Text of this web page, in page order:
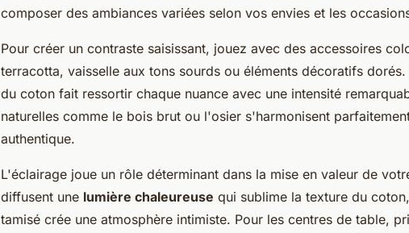
composer des ambiances variées selon vos envies et les
Pour créer un contraste saisissant, jouez avec des accessoires
terracotta, vaisselle aux tons sourds ou éléments décoratifs
du coton fait ressortir chaque nuance avec une intensité
naturelles comme le bois brut ou l'osier s'harmonisent
authentique.
L'éclairage joue un rôle déterminant dans la mise en valeur de
diffusent une lumière chaleureuse qui sublime la texture du
tamisé crée une atmosphère intimiste. Pour les centres de table,